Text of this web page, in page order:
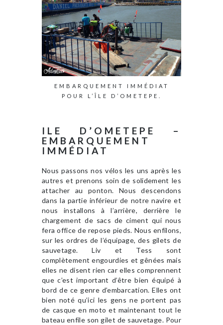
EMBARQUEMENT IMMÉDIAT
POUR L’ÎLE D’OMETEPE.
ILE D’OMETEPE –
EMBARQUEMENT
IMMÉDIAT
Nous passons nos vélos les uns après les
autres et prenons soin de solidement les
attacher au ponton. Nous descendons
dans la partie inférieur de notre navire et
nous installons à l’arrière, derrière le
chargement de sacs de ciment qui nous
fera office de repose pieds. Nous enfilons,
sur les ordres de l’équipage, des gilets de
sauvetage. Liv et Tess sont
complètement engourdies et gênées mais
elles ne disent rien car elles comprennent
que c’est important d’être bien équipé à
bord de ce genre d’embarcation. Elles ont
bien noté qu’ici les gens ne portent pas
de casque en moto et maintenant tout le
bateau enfile son gilet de sauvetage. Pour